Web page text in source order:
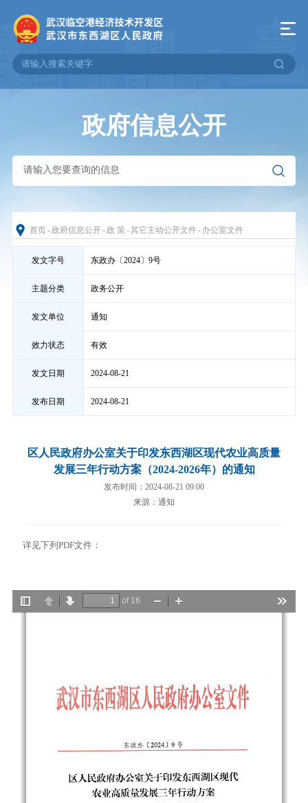
政府信息公开
首页-政府信息公开-政 策 -其它主动公开文件- 办公室文件
发文字号 东政办〔2024〕9号
主题分类 政务公开
发文单位 通知
效力状态 有效
发文日期 2024-08-21
发布日期 2024-08-21
区人民政府办公室关于印发东西湖区现代农业高质量
发展三年行动方案（2024-2026年）的通知
发布时间：2024-08-21 09:00
来源：通知
详见下列PDF文件：